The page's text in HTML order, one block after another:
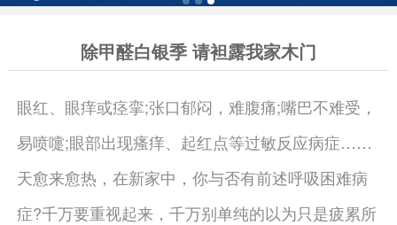
除甲醛白银季 请袒露我家木门
眼红、眼痒或痉挛;张口郁闷，难腹痛;嘴巴不难受，
易喷嚏;眼部出现瘙痒、起红点等过敏反应病症……
天愈来愈热，在新家中，你与否有前述呼吸困难病
症?千万要重视起来，千万别单纯的以为只是疲累所